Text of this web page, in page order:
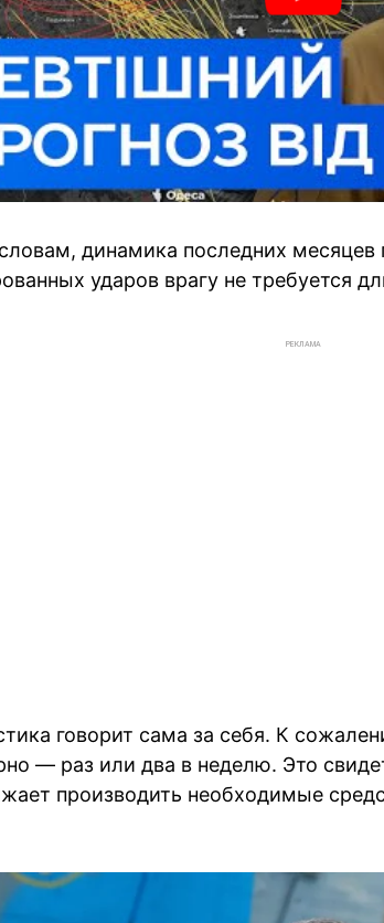
динамика последних месяцев
ударов врагу не требуется
РЕКЛАМА
говорит сама за себя. К
— раз или два в неделю. Это
производить необходимые